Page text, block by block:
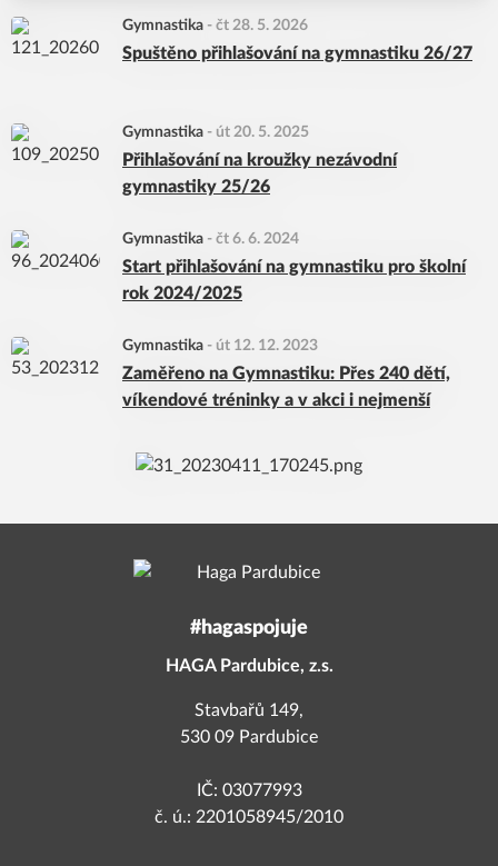
Gymnastika - čt 28. 5. 2026
Spuštěno přihlašování na gymnastiku 26/27
Gymnastika - út 20. 5. 2025
Přihlašování na kroužky nezávodní
gymnastiky 25/26
Gymnastika - čt 6. 6. 2024
Start přihlašování na gymnastiku pro školní
rok 2024/2025
Gymnastika - út 12. 12. 2023
Zaměřeno na Gymnastiku: Přes 240 dětí,
víkendové tréninky a v akci i nejmenší
#hagaspojuje
HAGA Pardubice, z.s.
Stavbařů 149,
530 09 Pardubice
IČ: 03077993
č. ú.: 2201058945/2010